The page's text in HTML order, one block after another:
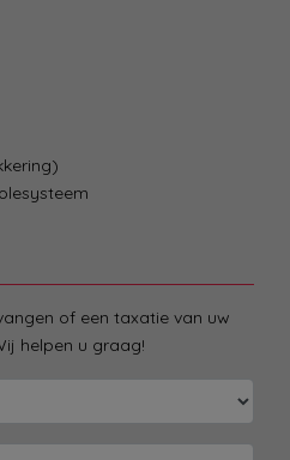
of een taxatie van uw
helpen u graag!